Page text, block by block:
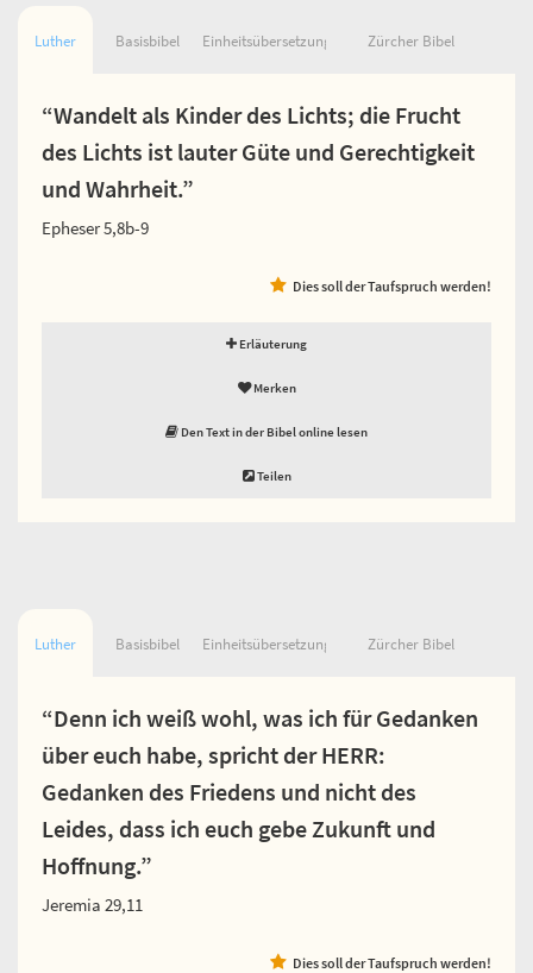
Luther Basisbibel Einheitsübersetzung Zürcher Bibel
“Wandelt als Kinder des Lichts; die Frucht
des Lichts ist lauter Güte und Gerechtigkeit
und Wahrheit.”
Epheser 5,8b-9
Dies soll der Taufspruch werden!
Erläuterung
Merken
Den Text in der Bibel online lesen
Teilen
Luther Basisbibel Einheitsübersetzung Zürcher Bibel
“Denn ich weiß wohl, was ich für Gedanken
über euch habe, spricht der HERR:
Gedanken des Friedens und nicht des
Leides, dass ich euch gebe Zukunft und
Hoffnung.”
Jeremia 29,11
Dies soll der Taufspruch werden!